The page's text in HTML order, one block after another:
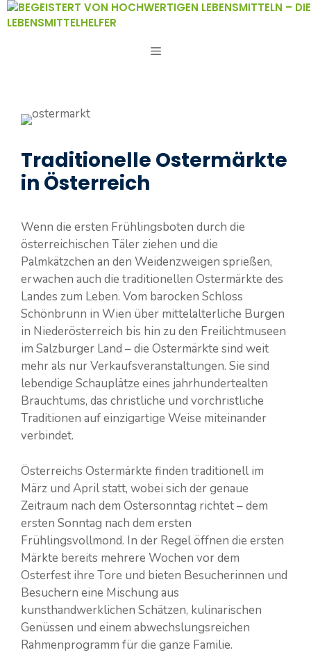
Zum
Inhalt
MENÜ
Traditionelle Ostermärkte
in Österreich
Wenn die ersten Frühlingsboten durch die
österreichischen Täler ziehen und die
Palmkätzchen an den Weidenzweigen sprießen,
erwachen auch die traditionellen Ostermärkte des
Landes zum Leben. Vom barocken Schloss
Schönbrunn in Wien über mittelalterliche Burgen
in Niederösterreich bis hin zu den Freilichtmuseen
im Salzburger Land – die Ostermärkte sind weit
mehr als nur Verkaufsveranstaltungen. Sie sind
lebendige Schauplätze eines jahrhundertealten
Brauchtums, das christliche und vorchristliche
Traditionen auf einzigartige Weise miteinander
verbindet.
Österreichs Ostermärkte finden traditionell im
März und April statt, wobei sich der genaue
Zeitraum nach dem Ostersonntag richtet – dem
ersten Sonntag nach dem ersten
Frühlingsvollmond. In der Regel öffnen die ersten
Märkte bereits mehrere Wochen vor dem
Osterfest ihre Tore und bieten Besucherinnen und
Besuchern eine Mischung aus
kunsthandwerklichen Schätzen, kulinarischen
Genüssen und einem abwechslungsreichen
Rahmenprogramm für die ganze Familie.